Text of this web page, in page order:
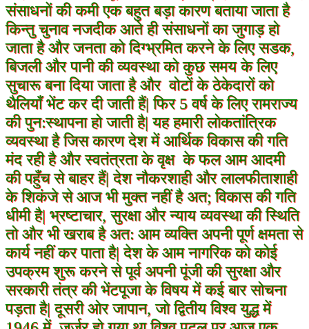
संसाधनों की कमी एक बहुत बड़ा कारण बताया जाता है
किन्तु चुनाव नजदीक आते ही संसाधनों का जुगाड़ हो
जाता है और जनता को दिग्भ्रमित करने के लिए सडक,
बिजली और पानी की व्यवस्था को कुछ समय के लिए
सुचारू बना दिया जाता है और वोटों के ठेकेदारों को
थैलियाँ भेंट कर दी जाती हैं| फिर 5 वर्ष के लिए रामराज्य
की पुन:स्थापना हो जाती है| यह हमारी लोकतांत्रिक
व्यवस्था है जिस कारण देश में आर्थिक विकास की गति
मंद रही है और स्वतंत्रता के वृक्ष के फल आम आदमी
की पहुँच से बाहर हैं|देश नौकरशाही और लालफीताशाही
के शिकंजे से आज भी मुक्त नहीं है अत; विकास की गति
धीमी है| भ्रष्टाचार, सुरक्षा और न्याय व्यवस्था की स्थिति
तो और भी खराब है अत: आम व्यक्ति अपनी पूर्ण क्षमता से
कार्य नहीं कर पाता है| देश के आम नागरिक को कोई
उपक्रम शुरू करने से पूर्व अपनी पूंजी की सुरक्षा और
सरकारी तंत्र की भेंटपूजा के विषय में कई बार सोचना
पड़ता है| दूसरी ओर जापान, जो द्वितीय विश्व युद्ध में